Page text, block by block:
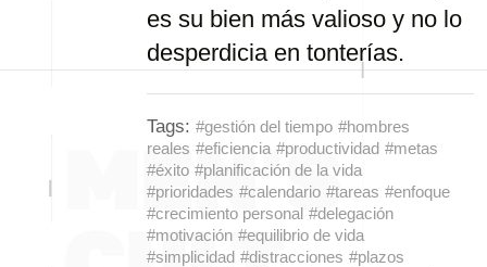
es su bien más valioso y no lo
desperdicia en tonterías.
Tags: #gestión del tiempo #hombres
reales #eficiencia #productividad #metas
#éxito #planificación de la vida
#prioridades #calendario #tareas #enfoque
#crecimiento personal #delegación
#motivación #equilibrio de vida
#simplicidad #distracciones #plazos